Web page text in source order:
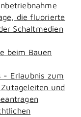
die fluorierte
Schaltmedien
beim Bauen
- Erlaubnis zum
und